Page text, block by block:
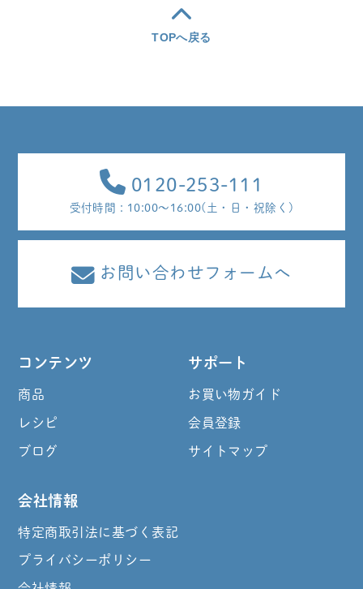
TOPへ戻る
0120-253-111
受付時間 : 10:00～16:00(土・日・祝除く)
お問い合わせフォームへ
コンテンツ
商品
レシピ
ブログ
サポート
お買い物ガイド
会員登録
サイトマップ
会社情報
特定商取引法に基づく表記
プライバシーポリシー